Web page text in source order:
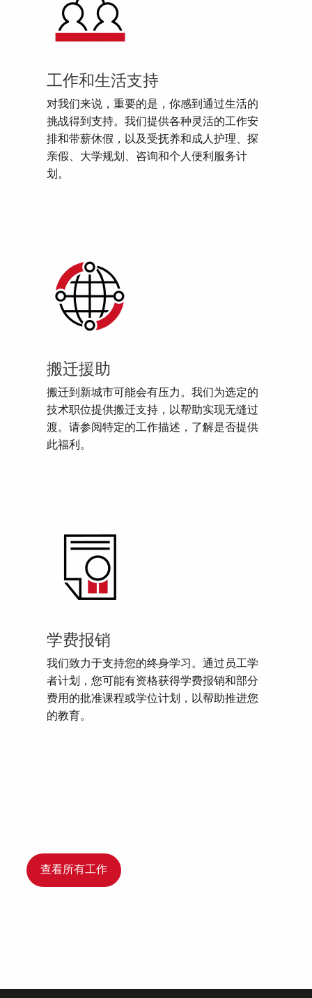
工作和生活支持
对我们来说，重要的是，你感到通过生活的
挑战得到支持。我们提供各种灵活的工作安
排和带薪休假，以及受抚养和成人护理、探
亲假、大学规划、咨询和个人便利服务计
划。
搬迁援助
搬迁到新城市可能会有压力。我们为选定的
技术职位提供搬迁支持，以帮助实现无缝过
渡。请参阅特定的工作描述，了解是否提供
此福利。
学费报销
我们致力于支持您的终身学习。通过员工学
者计划，您可能有资格获得学费报销和部分
费用的批准课程或学位计划，以帮助推进您
的教育。
查看所有工作